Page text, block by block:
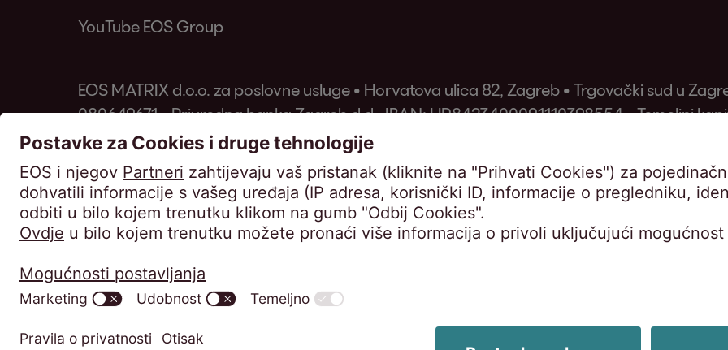
YouTube EOS Group
EOS MATRIX d.o.o. za poslovne usluge • Horvatova ulica 82, Zagreb • Trgovački sud u
080649671 • Privredna banka Zagreb d.d., IBAN: HR8423400091110398554 • Temeljni
Uprava: Barbara Cerinski, Bernhard Melischnig, Ivana Žitnik